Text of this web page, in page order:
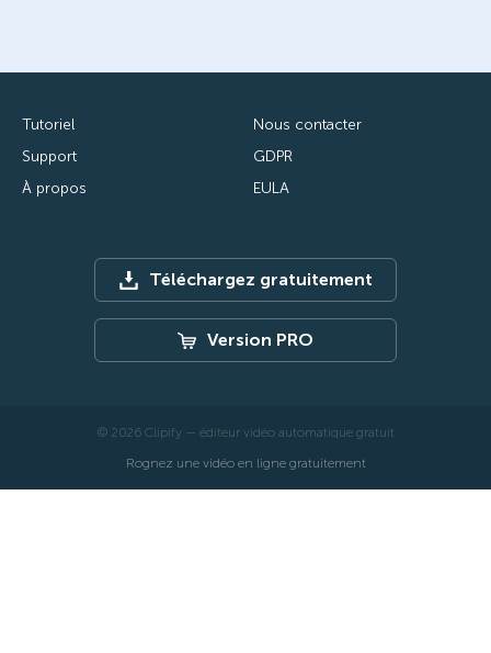
Tutoriel
Support
À propos
Nous contacter
GDPR
EULA
Téléchargez gratuitement
Version PRO
© 2026 Clipify — éditeur vidéo automatique gratuit
Rognez une vidéo en ligne gratuitement